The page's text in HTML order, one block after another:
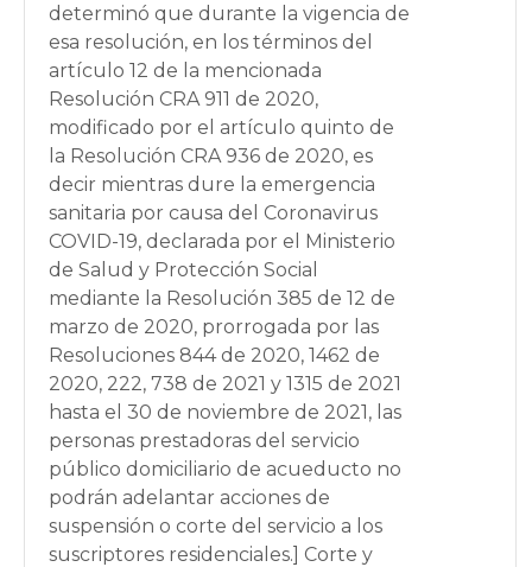
determinó que durante la vigencia de
esa resolución, en los términos del
artículo 12 de la mencionada
Resolución CRA 911 de 2020,
modificado por el artículo quinto de
la Resolución CRA 936 de 2020, es
decir mientras dure la emergencia
sanitaria por causa del Coronavirus
COVID-19, declarada por el Ministerio
de Salud y Protección Social
mediante la Resolución 385 de 12 de
marzo de 2020, prorrogada por las
Resoluciones 844 de 2020, 1462 de
2020, 222, 738 de 2021 y 1315 de 2021
hasta el 30 de noviembre de 2021, las
personas prestadoras del servicio
público domiciliario de acueducto no
podrán adelantar acciones de
suspensión o corte del servicio a los
suscriptores residenciales.] Corte y